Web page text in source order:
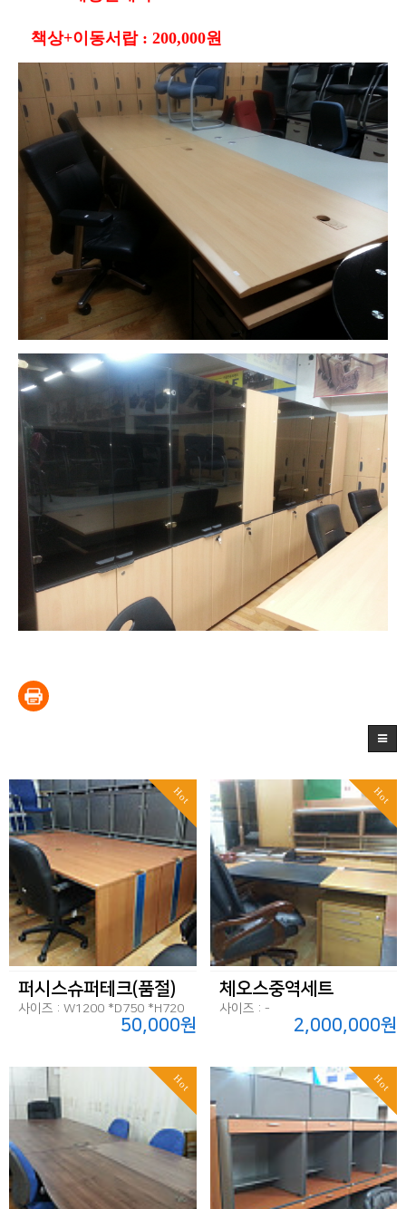
책상+이동서랍 : 200,000원
Hot
퍼시스슈퍼테크(품절)
사이즈 : W1200 *D750 *H720
50,000원
Hot
체오스중역세트
사이즈 : -
2,000,000원
Hot Hot